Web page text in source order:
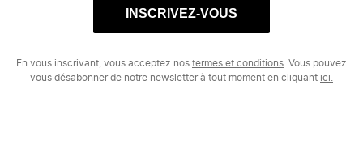
INSCRIVEZ-VOUS
En vous inscrivant, vous acceptez nos termes et conditions . Vous pouvez
vous désabonner de notre newsletter à tout moment en cliquant ici.